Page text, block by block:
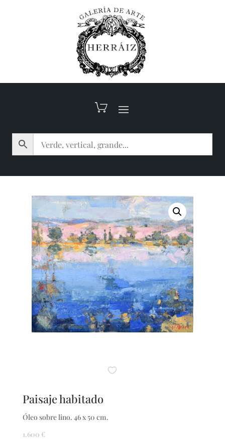
Paisaje habitado
Óleo sobre lino. 46 x 50 cm.
1.600 €